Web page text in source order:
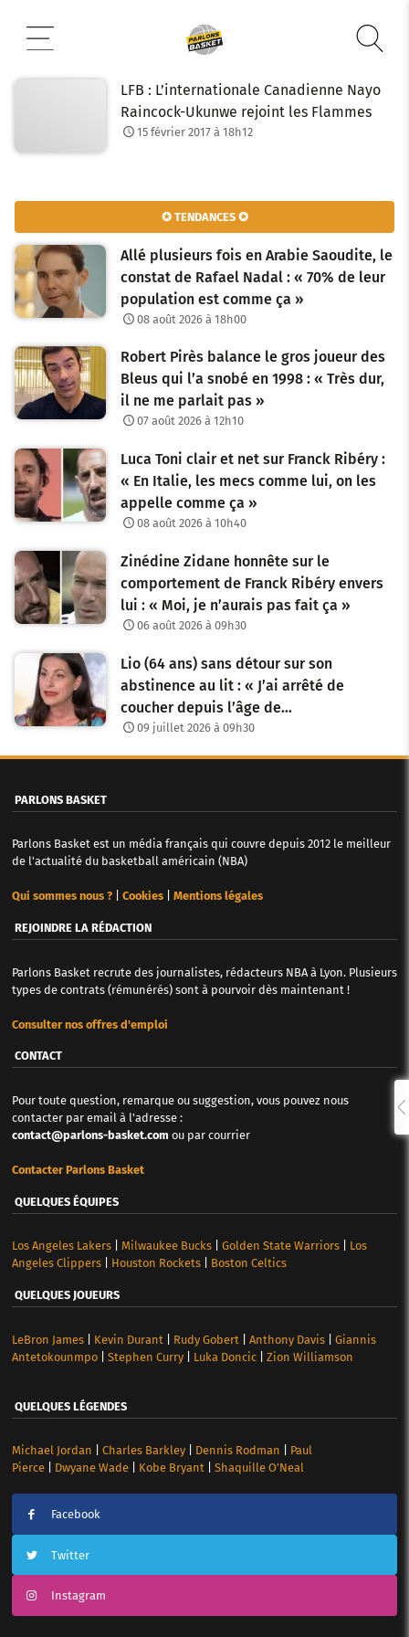
contenu
LFB : L’internationale Canadienne Nayo
Raincock-Ukunwe rejoint les Flammes
15 février 2017 à 18h12
✪ TENDANCES ✪
Allé plusieurs fois en Arabie Saoudite, le
constat de Rafael Nadal : « 70% de leur
population est comme ça »
08 août 2026 à 18h00
Robert Pirès balance le gros joueur des
Bleus qui l’a snobé en 1998 : « Très dur,
il ne me parlait pas »
07 août 2026 à 12h10
Luca Toni clair et net sur Franck Ribéry :
« En Italie, les mecs comme lui, on les
appelle comme ça »
08 août 2026 à 10h40
Zinédine Zidane honnête sur le
comportement de Franck Ribéry envers
lui : « Moi, je n’aurais pas fait ça »
06 août 2026 à 09h30
Lio (64 ans) sans détour sur son
abstinence au lit : « J’ai arrêté de
coucher depuis l’âge de…
09 juillet 2026 à 09h30
PARLONS BASKET
Parlons Basket est un média français qui couvre depuis 2012 le meilleur
de l'actualité du basketball américain (NBA)
Qui sommes nous ?| Cookies| Mentions légales
REJOINDRE LA RÉDACTION
Parlons Basket recrute des journalistes, rédacteurs NBA à Lyon. Plusieurs
types de contrats (rémunérés) sont à pourvoir dès maintenant !
Consulter nos offres d'emploi
CONTACT
Pour toute question, remarque ou suggestion, vous pouvez nous
contacter par email à l'adresse :
contact@parlons-basket.com ou par courrier
Contacter Parlons Basket
QUELQUES ÉQUIPES
Los Angeles Lakers| Milwaukee Bucks| Golden State Warriors| Los
Angeles Clippers| Houston Rockets| Boston Celtics
QUELQUES JOUEURS
LeBron James| Kevin Durant Rudy Gobert Anthony Davis| Giannis
Antetokounmpo| Stephen Curry| Luka Doncic| Zion Williamson
QUELQUES LÉGENDES
Michael Jordan Charles Barkley| Dennis Rodman
Paul
Pierce| Dwyane Wade| Kobe Bryant| Shaquille O’Neal
Facebook
Twitter
Instagram